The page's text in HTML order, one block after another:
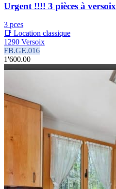
Urgent !!!! 3 pièces à versoix
3 pces
📑 Location classique
1290 Versoix
FB.GE.016
1'600.00